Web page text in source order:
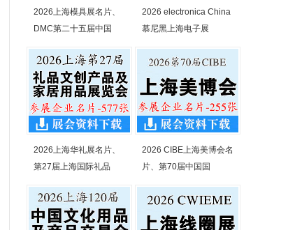
2026上海模具展名片、
DMC第二十五届中国
2026 electronica China
慕尼黑上海电子展
2026上海华礼展名片、
第27届上海国际礼品
2026 CIBE上海美博会名
片、第70届中国国